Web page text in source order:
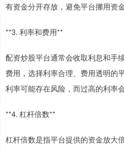
有资金分开存放，避免平台挪用资金
**3. 利率和费用**
配资炒股平台通常会收取利息和手
费用，选择利率合理、费用透明的
利率可能存在风险，而过高的利率
**4. 杠杆倍数**
杠杆倍数是指平台提供的资金放大